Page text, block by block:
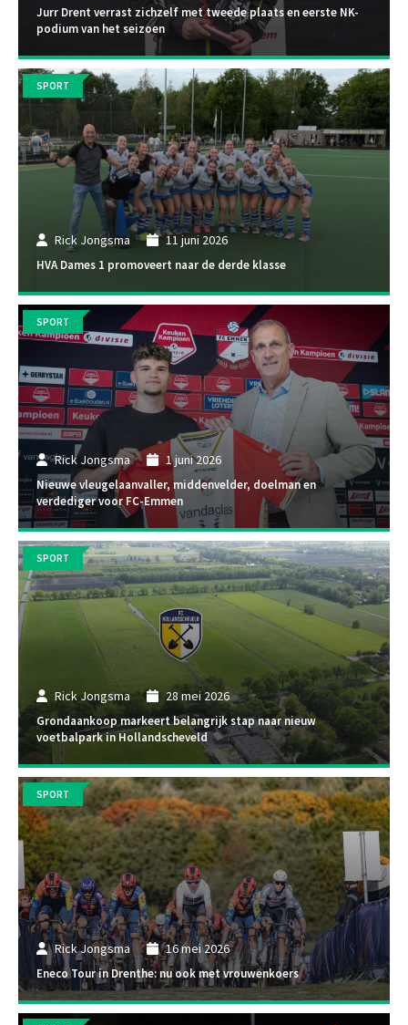
Jurr Drent verrast zichzelf met tweede plaats en eerste NK-
podium van het seizoen
Rick Jongsma 11 juni 2026
HVA Dames 1 promoveert naar de derde klasse
SPORT
Rick Jongsma 1 juni 2026
Nieuwe vleugelaanvaller, middenvelder, doelman en
verdediger voor FC-Emmen
SPORT
Rick Jongsma 28 mei 2026
Grondaankoop markeert belangrijk stap naar nieuw
voetbalpark in Hollandscheveld
SPORT
Rick Jongsma 16 mei 2026
Eneco Tour in Drenthe: nu ook met vrouwenkoers
SPORT